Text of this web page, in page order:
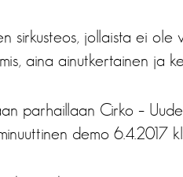
sirkusteos, jollaista ei
aina ainutkertainen ja
parhaillaan Cirko –
demo 6.4.2017